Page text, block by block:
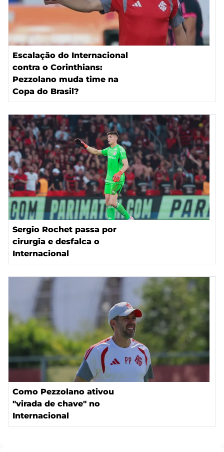
Escalação do Internacional
contra o Corinthians:
Pezzolano muda time na
Copa do Brasil?
Sergio Rochet passa por
cirurgia e desfalca o
Internacional
Como Pezzolano ativou
"virada de chave" no
Internacional